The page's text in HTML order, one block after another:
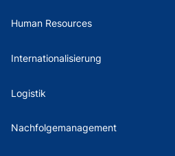
Human Resources
Internationalisierung
Logistik
Nachfolgemanagement